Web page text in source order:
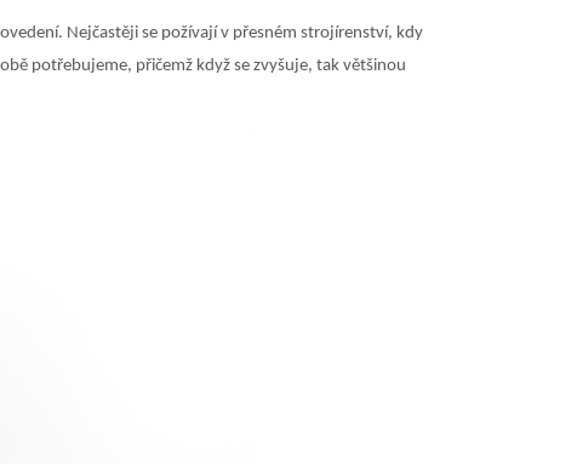
Nejčastěji se požívají v přesném strojírenství, kdy
potřebujeme, přičemž když se zvyšuje, tak většinou